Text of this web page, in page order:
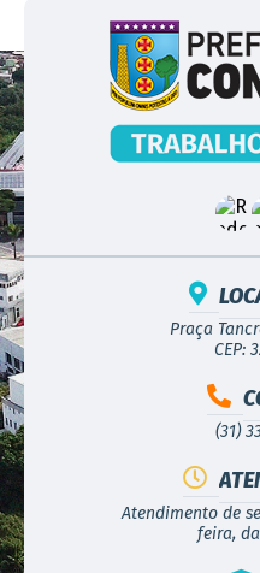
Praça
CEP:
(31)
Atendimento de
feira,